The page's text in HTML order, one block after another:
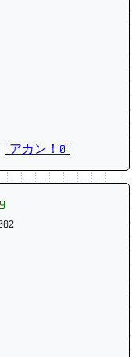
アカン！0